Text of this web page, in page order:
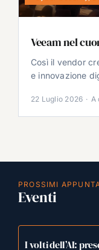
Veeam nel
Così il vendor
e innovazione
22 Luglio 2026 · A
PROSSIMI
Eventi
I volti dell’AI: